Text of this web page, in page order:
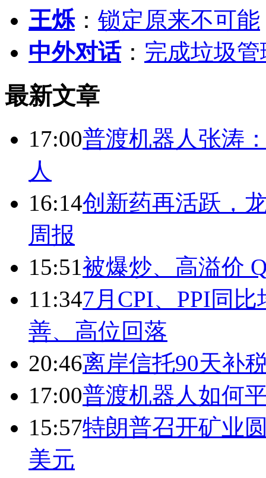
王烁： 锁定原来不可能
中外对话： 完成垃圾管
最新文章
17:00普渡机器人张涛
人
16:14创新药再活跃，
周报
15:51被爆炒、高溢价
11:347月CPI、PPI同
善、高位回落
20:46离岸信托90天补
17:00普渡机器人如何
15:57特朗普召开矿业
美元